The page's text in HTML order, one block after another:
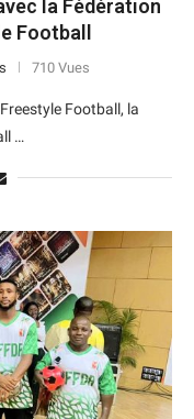
la Fédération
Football
710 Vues
Football, la
…